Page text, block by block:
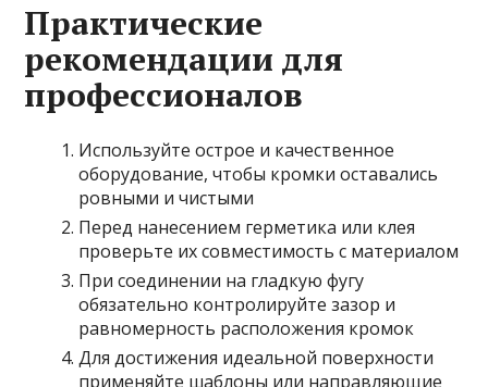
Практические
рекомендации для
профессионалов
Используйте острое и качественное
оборудование, чтобы кромки оставались
ровными и чистыми
Перед нанесением герметика или клея
проверьте их совместимость с материалом
При соединении на гладкую фугу
обязательно контролируйте зазор и
равномерность расположения кромок
Для достижения идеальной поверхности
применяйте шаблоны или направляющие